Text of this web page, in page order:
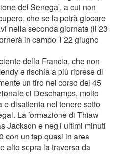
del Senegal, a cui non
che se la potrà giocare
nella seconda giornata (il 23
in campo il 22 giugno
della Francia, che non
e rischia a più riprese di
un tiro nel corso dei 45
di Deschamps, molto
e disattenta nel tenere sotto
La formazione di Thiaw
Jackson e negli ultimi minuti
con un tap quasi in area
alto sopra la traversa da